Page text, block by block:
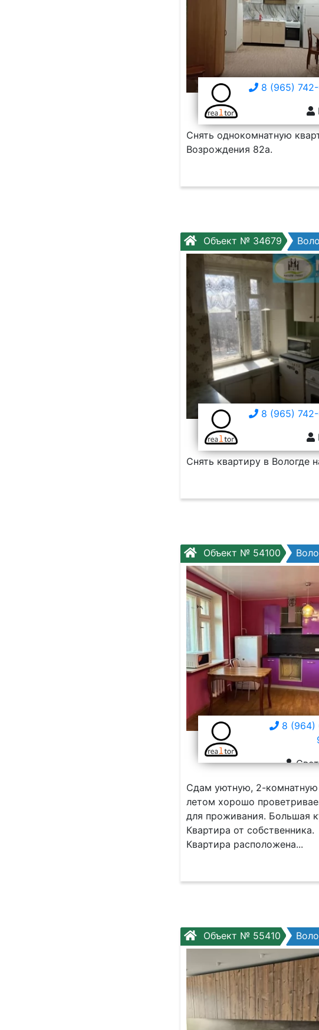
8 (965) 742-
Снять однокомнатную
Возрождения 82а.
Объект № 34679
8 (965) 742-
Снять квартиру в Вологде
Объект № 54100
8 (964)
Сдам уютную, 2-комнатную
летом хорошо
для проживания. Большая
Квартира от собственника.
Квартира расположена...
Объект № 55410